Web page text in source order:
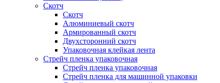
Скотч
Скотч
Алюминиевый скотч
Армированный скотч
Двухсторонний скотч
Упаковочная клейкая лента
Стрейч пленка упаковочная
Стрейч пленка упаковочная
Стрейч пленка для машинной упаковки